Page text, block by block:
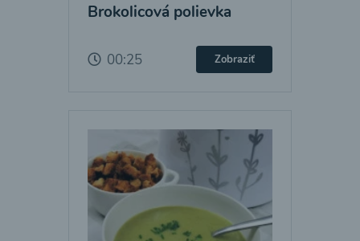
Brokolicová polievka
00:25 Zobraziť